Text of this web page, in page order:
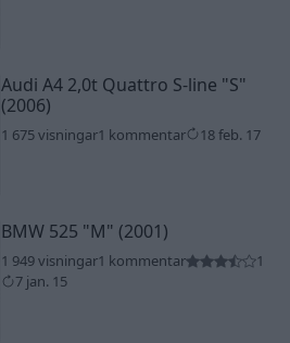
Audi A4 2,0t Quattro S-line "S"
(2006)
1 675 visningar1 kommentar 18 feb. 17
BMW 525 "M" (2001)
1 949 visningar1 kommentar
1
7 jan. 15